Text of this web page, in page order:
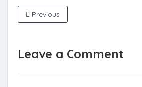
Previous
Leave a Comment